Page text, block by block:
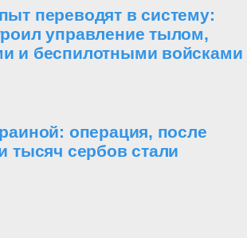
переводят в систему:
управление тылом,
и беспилотными войсками
операция, после
тысяч сербов стали